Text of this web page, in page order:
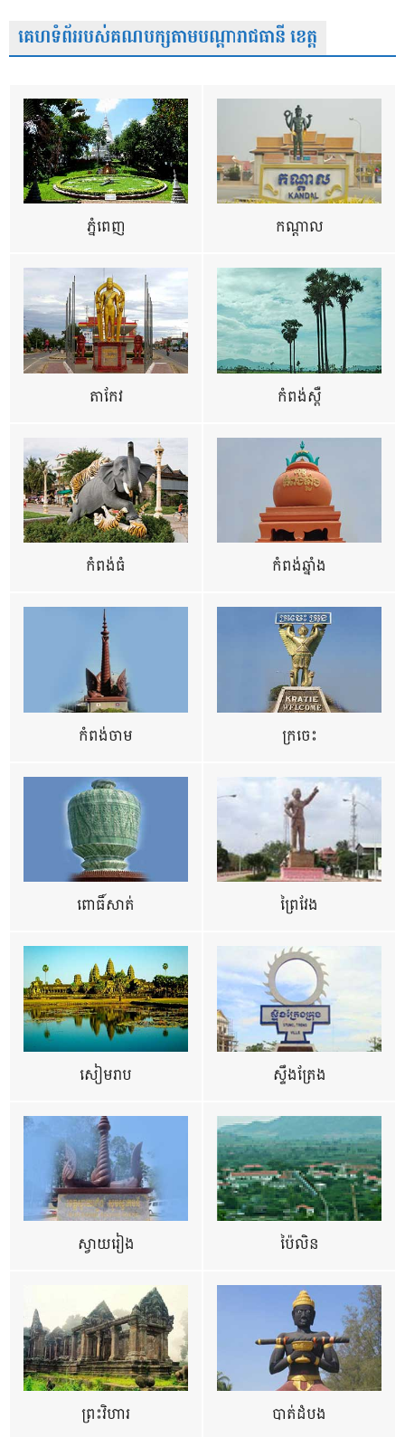
គេហទំព័ររបស់គណបក្សតាមបណ្តារាជធានី ខេត្ត
ភ្នំពេញ កណ្តាល
តាកែវ កំពង់ស្ពឺ
កំពង់ធំ កំពង់ឆ្នាំង
កំពង់ចាម ក្រចេះ
ពោធិ៍សាត់ ព្រៃវែង
សៀមរាប ស្ទឹងត្រែង
ស្វាយរៀង ប៉ៃលិន
ព្រះវិហារ បាត់ដំបង